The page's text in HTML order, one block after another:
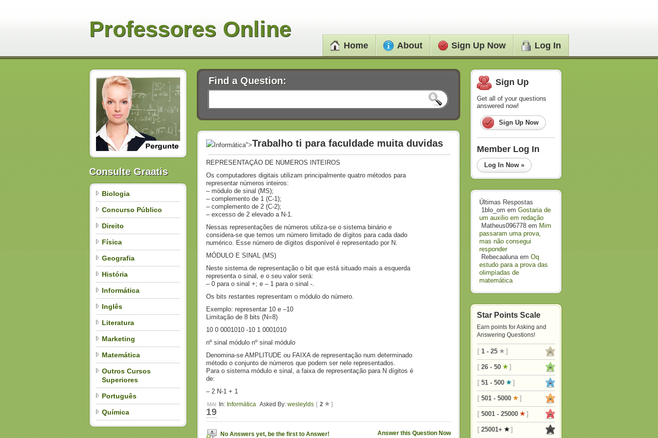
Home About Sign Up Now Log In
Professores Online
Consulte Graatis
Biologia
Concurso Público
Direito
Física
Geografia
História
Informática
Inglês
Literatura
Marketing
Matemática
Outros Cursos
Superiores
Português
Química
Find a Question:
Informática">Trabalho ti para faculdade muita duvidas
REPRESENTAÇÃO DE NÚMEROS INTEIROS
Os computadores digitais utilizam principalmente quatro métodos para
representar números inteiros:
– módulo de sinal (MS);
– complemento de 1 (C-1);
– complemento de 2 (C-2);
– excesso de 2 elevado a N-1.
Nessas representações de números utiliza-se o sistema binário e
considera-se que temos um número limitado de dígitos para cada dado
numérico. Esse número de dígitos disponível é representado por N.
MÓDULO E SINAL (MS)
Neste sistema de representação o bit que está situado mais a esquerda
representa o sinal, e o seu valor será:
– 0 para o sinal +; e – 1 para o sinal -.
Os bits restantes representam o módulo do número.
Exemplo: representar 10 e –10
Limitação de 8 bits (N=8)
10 0 0001010 -10 1 0001010
nº sinal módulo nº sinal módulo
Denomina-se AMPLITUDE ou FAIXA de representação num determinado
método o conjunto de números que podem ser nele representados.
Para o sistema módulo e sinal, a faixa de representação para N dígitos é
de:
– 2 N-1 + 1
In: Informática Asked By: wesleylds [ 2 ]
MAI
19
Answer this Question Now
No Answers yet, be the first to Answer!
Sign Up
Get all of your questions
answered now!
Sign Up Now
Member Log In
Log In Now »
Últimas Respostas
1blo_om em Gostaria de
um auxilio em redação
Matheus096778 em Mim
passaram uma prova,
mas não consegui
responder
Rebecaalunaem Oq
estudo para a prova das
olimpíadas de
matemática
Star Points Scale
Earn points for Asking and
Answering Questions!
[ 1 - 25 ]
[ 26 - 50 ]
[ 51 - 500 ]
[ 501 - 5000 ]
[ 5001 - 25000 ]
[ 25001+ ]